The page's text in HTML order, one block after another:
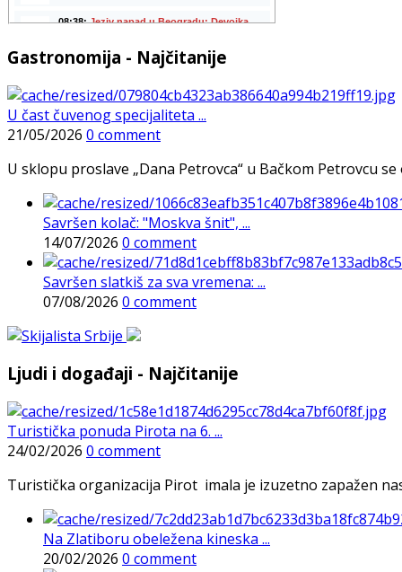
Gastronomija - Najčitanije
U čast čuvenog specijaliteta ...
21/05/2026 0 comment
U sklopu proslave „Dana Petrovca“ u Bačkom Petrovcu
Savršen kolač: "Moskva šnit", ...
14/07/2026 0 comment
Savršen slatkiš za sva vremena: ...
07/08/2026 0 comment
Ljudi i događaji - Najčitanije
Turistička ponuda Pirota na 6. ...
24/02/2026 0 comment
Turistička organizacija Pirot imala je izuzetno zapažen
Na Zlatiboru obeležena kineska ...
20/02/2026 0 comment